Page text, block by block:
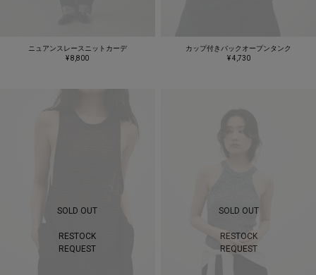
ニュアンスレースニットカーデ
¥ 8,800
カップ付きバックオープンタンク
¥ 4,730
SOLD OUT
RESTOCK
REQUEST
SOLD OUT
RESTOCK
REQUEST